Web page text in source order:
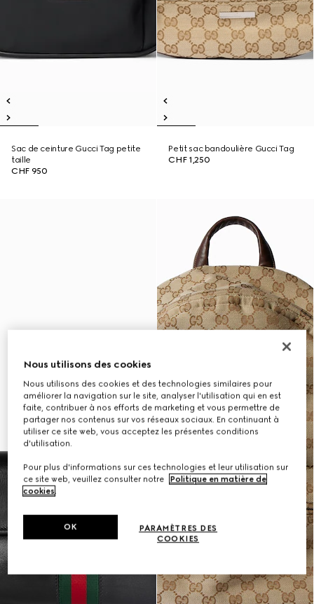
Sac de ceinture Gucci Tag petite
taille
CHF 950
Petit sac bandoulière Gucci Tag
CHF 1,250
Nous utilisons des cookies
Nous utilisons des cookies et des technologies similaires pour
améliorer la navigation sur le site, analyser l'utilisation qui en est
faite, contribuer à nos efforts de marketing et vous permettre de
partager nos contenus sur vos réseaux sociaux. En continuant à
utiliser ce site web, vous acceptez les présentes conditions
d'utilisation.
Pour plus d'informations sur ces technologies et leur utilisation sur
ce site web, veuillez consulter notre
Politique en matière de
cookies.
PARAMÈTRES DES
COOKIES
OK